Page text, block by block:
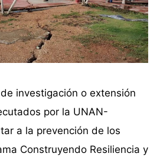
investigación o extensión
por la UNAN-
a la prevención de los
Construyendo Resiliencia y